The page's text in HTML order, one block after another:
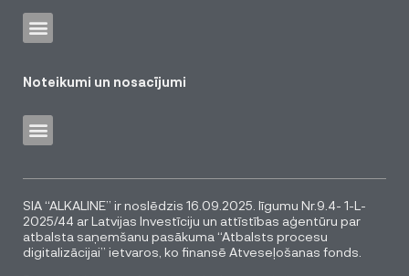
Noteikumi un nosacījumi
SIA “ALKALINE” ir noslēdzis 16.09.2025. līgumu Nr.9.4- 1-L-
2025/44 ar Latvijas Investīciju un attīstības aģentūru par
atbalsta saņemšanu pasākuma “Atbalsts procesu
digitalizācijai” ietvaros, ko finansē Atveseļošanas fonds.